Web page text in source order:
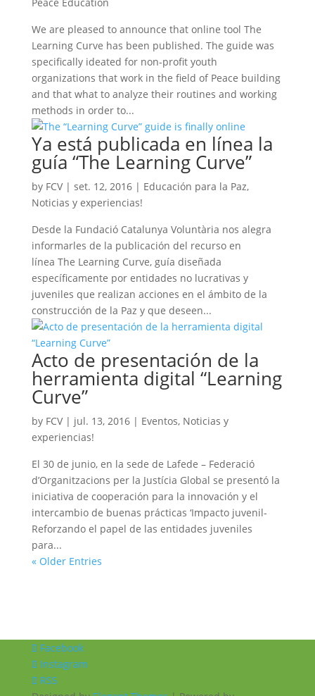
We are pleased to announce that online tool The
Learning Curve has been published. The guide was
specifically ideated for non-profit youth
organizations that work in the field of Peace building
and that what to analyze their routines and working
methods in order to...
Ya está publicada en línea la
guía “The Learning Curve”
by FCV| set. 12, 2016| Educación para la Paz,
Noticias y experiencias!
Desde la Fundació Catalunya Voluntària nos alegra
informarles de la publicación del recurso en
línea The Learning Curve, guía diseñada
específicamente por entidades no lucrativas y
juveniles que realizan acciones en el ámbito de la
construcción de la Paz y que deseen...
Acto de presentación de la
herramienta digital “Learning
Curve”
by FCV| jul. 13, 2016| Eventos, Noticias y
experiencias!
El 30 de junio, en la sede de Lafede – Federació
d’Organitzacions per la Justícia Global se presentó la
iniciativa de cooperación para la innovación y el
intercambio de buenas prácticas ‘Impacto juvenil-
Reforzando el papel de las entidades juveniles
para...
« Older Entries
Facebook
Instagram
RSS